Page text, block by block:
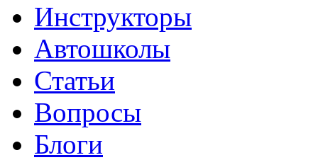
Инструкторы
Автошколы
Статьи
Вопросы
Блоги